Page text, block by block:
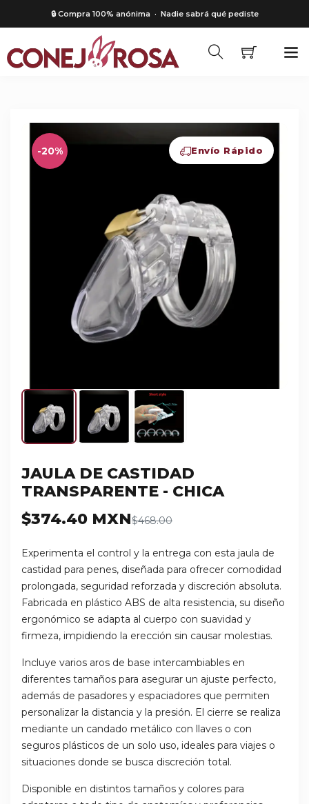
🔒 Compra 100% anónima · Nadie sabrá qué pediste
-20% Envío Rápido
JAULA DE CASTIDAD
TRANSPARENTE - CHICA
$374.40 MXN$468.00
Experimenta el control y la entrega con esta jaula de
castidad para penes, diseñada para ofrecer comodidad
prolongada, seguridad reforzada y discreción absoluta.
Fabricada en plástico ABS de alta resistencia, su diseño
ergonómico se adapta al cuerpo con suavidad y
firmeza, impidiendo la erección sin causar molestias.
Incluye varios aros de base intercambiables en
diferentes tamaños para asegurar un ajuste perfecto,
además de pasadores y espaciadores que permiten
personalizar la distancia y la presión. El cierre se realiza
mediante un candado metálico con llaves o con
seguros plásticos de un solo uso, ideales para viajes o
situaciones donde se busca discreción total.
Disponible en distintos tamaños y colores para